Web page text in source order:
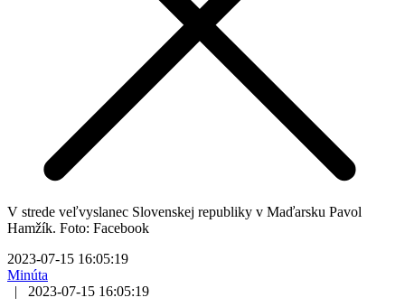
V strede veľvyslanec Slovenskej republiky v Maďarsku Pavol
Hamžík. Foto: Facebook
2023-07-15 16:05:19
Minúta
|
2023-07-15 16:05:19